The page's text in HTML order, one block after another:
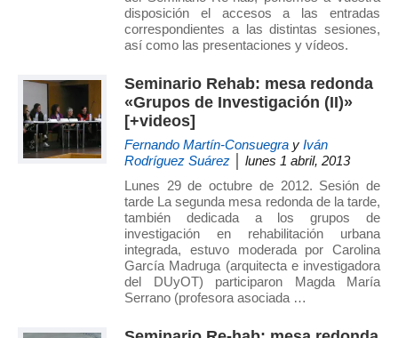
nuevos
retos
urbanos
del Grupo
disposición el accesos a las entradas
correspondientes a las distintas sesiones,
así como las presentaciones y vídeos.
Seminario Rehab: mesa redonda
«Grupos de Investigación (II)»
[+videos]
Fernando Martín-Consuegra y Iván
Rodríguez Suárez │ lunes 1 abril, 2013
Lunes 29 de octubre de 2012. Sesión de
tarde La segunda mesa redonda de la tarde,
también dedicada a los grupos de
investigación en rehabilitación urbana
integrada, estuvo moderada por Carolina
García Madruga (arquitecta e investigadora
del DUyOT) participaron Magda María
Serrano (profesora asociada …